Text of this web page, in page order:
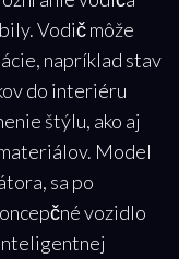
Vodič môže
napríklad stav
do interiéru
štýlu, ako aj
Model
sa po
vozidlo